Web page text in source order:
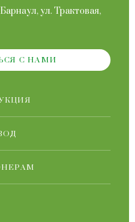
ул. Трактовая,
С НАМИ